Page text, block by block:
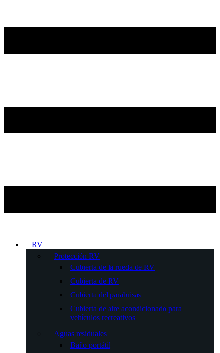
RV
Protección RV
Cubierta de la rueda de RV
Cubierta de RV
Cubierta del parabrisas
Cubierta de aire acondicionado para
vehículos recreativos
Aguas residuales
Baño portátil